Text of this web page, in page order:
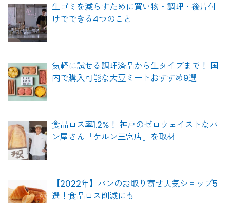
生ゴミを減らすために買い物・調理・後片付
けでできる4つのこと
気軽に試せる調理済品から生タイプまで！ 国
内で購入可能な大豆ミートおすすめ9選
食品ロス率1.2%！ 神戸のゼロウェイストなパ
ン屋さん「ケルン三宮店」を取材
【2022年】パンのお取り寄せ人気ショップ5
選！食品ロス削減にも